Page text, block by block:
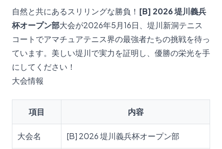
自然と共にあるスリリングな勝負！ [B] 2026 堤川義兵
杯オープン部大会が2026年5月16日、堤川新洞テニス
コートでアマチュアテニス界の最強者たちの挑戦を待っ
ています。美しい堤川で実力を証明し、優勝の栄光を手
にしてください！
大会情報
項目 内容
大会名 [B] 2026 堤川義兵杯オープン部